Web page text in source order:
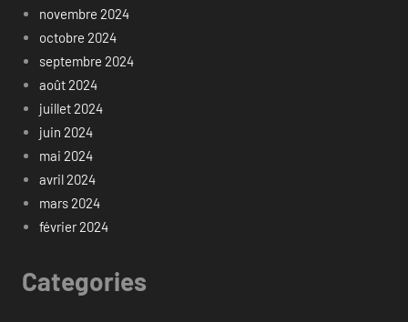
novembre 2024
octobre 2024
septembre 2024
août 2024
juillet 2024
juin 2024
mai 2024
avril 2024
mars 2024
février 2024
Categories